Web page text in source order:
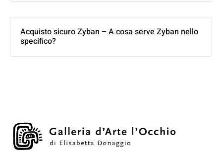
Acquisto sicuro Zyban – A cosa serve Zyban nello
specifico?